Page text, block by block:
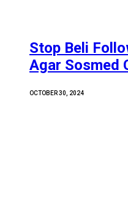
Stop Beli
Agar Sosmed
OCTOBER 30, 2024